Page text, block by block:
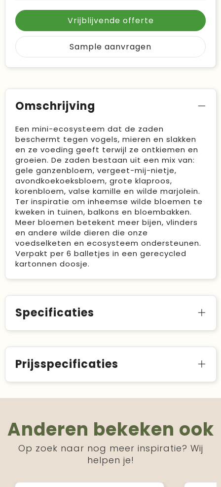
Vrijblijvende offerte
Sample aanvragen
Omschrijving
Een mini-ecosysteem dat de zaden
beschermt tegen vogels, mieren en slakken
en ze voeding geeft terwijl ze ontkiemen en
groeien. De zaden bestaan uit een mix van:
gele ganzenbloem, vergeet-mij-nietje,
avondkoekoeksbloem, grote klaproos,
korenbloem, valse kamille en wilde marjolein.
Ter inspiratie om inheemse wilde bloemen te
kweken in tuinen, balkons en bloembakken.
Meer bloemen betekent meer bijen, vlinders
en andere wilde dieren die onze
voedselketen en ecosysteem ondersteunen.
Verpakt per 6 balletjes in een gerecycled
kartonnen doosje.
Specificaties
Prijsspecificaties
Anderen bekeken ook
Op zoek naar nog meer inspiratie? Wij
helpen je!